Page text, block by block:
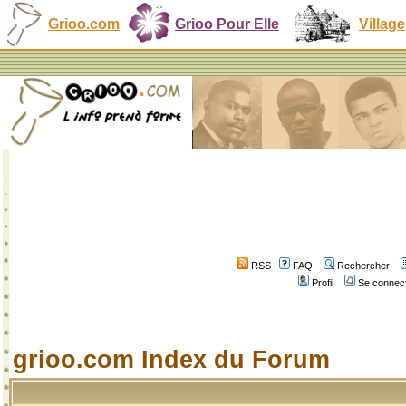
Grioo.com Grioo Pour Elle Village
RSS FAQ
Rechercher
Profil
Se
grioo.com Index du Forum